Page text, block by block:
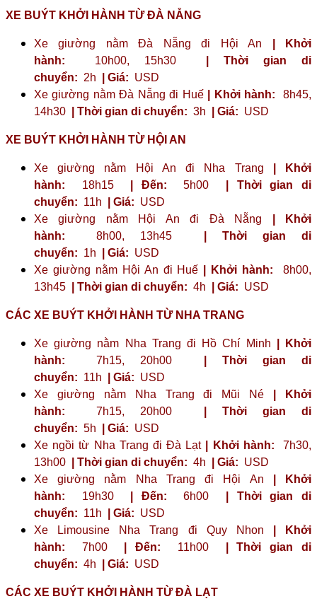
XE BUÝT KHỞI HÀNH TỪ ĐÀ NẴNG
Xe giường nằm Đà Nẵng đi Hội An
| Khởi
hành: 10h00, 15h30
| Thời gian di
chuyển: 2h | Giá: USD
Xe giường nằm Đà Nẵng đi Huế
| Khởi hành: 8h45,
14h30
| Thời gian di chuyển: 3h | Giá: USD
XE BUÝT KHỞI HÀNH TỪ HỘI AN
Xe giường nằm Hội An đi Nha Trang
| Khởi
hành: 18h15 | Đến: 5h00
| Thời gian di
chuyển: 11h | Giá: USD
Xe giường nằm Hội An đi Đà Nẵng
| Khởi
hành: 8h00, 13h45
| Thời gian di
chuyển: 1h | Giá: USD
Xe giường nằm Hội An đi Huế
| Khởi hành: 8h00,
13h45
| Thời gian di chuyển: 4h | Giá: USD
CÁC XE BUÝT KHỞI HÀNH TỪ NHA TRANG
Xe giường nằm Nha Trang đi Hồ Chí Minh
| Khởi
hành: 7h15, 20h00
| Thời gian di
chuyển: 11h | Giá: USD
Xe giường nằm Nha Trang đi Mũi Né
| Khởi
hành: 7h15, 20h00
| Thời gian di
chuyển: 5h | Giá: USD
Xe ngồi từ Nha Trang đi Đà Lạt
| Khởi hành: 7h30,
13h00
| Thời gian di chuyển: 4h | Giá: USD
Xe giường nằm Nha Trang đi Hội An
| Khởi
hành: 19h30 | Đến: 6h00
| Thời gian di
chuyển: 11h | Giá: USD
Xe Limousine Nha Trang đi Quy Nhon
| Khởi
hành: 7h00 | Đến: 11h00
| Thời gian di
chuyển: 4h | Giá: USD
CÁC XE BUÝT KHỞI HÀNH TỪ ĐÀ LẠT